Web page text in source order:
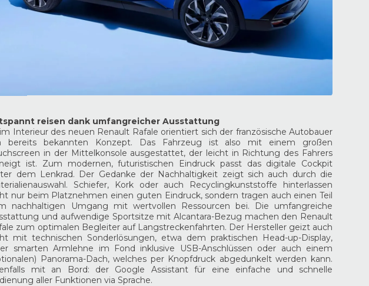
reisen dank umfangreicher Ausstattung
Interieur des neuen Renault Rafale orientiert sich der französische Autobauer
bereits bekannten Konzept. Das Fahrzeug ist also mit einem großen
in der Mittelkonsole ausgestattet, der leicht in Richtung des Fahrers
ist. Zum modernen, futuristischen Eindruck passt das digitale Cockpit
dem Lenkrad. Der Gedanke der Nachhaltigkeit zeigt sich auch durch die
Schiefer, Kork oder auch Recyclingkunststoffe hinterlassen
nur beim Platznehmen einen guten Eindruck, sondern tragen auch einen Teil
nachhaltigen Umgang mit wertvollen Ressourcen bei. Die umfangreiche
und aufwendige Sportsitze mit Alcantara-Bezug machen den Renault
zum optimalen Begleiter auf Langstreckenfahrten. Der Hersteller geizt auch
mit technischen Sonderlösungen, etwa dem praktischen Head-up-Display,
smarten Armlehne im Fond inklusive USB-Anschlüssen oder auch einem
Panorama-Dach, welches per Knopfdruck abgedunkelt werden kann.
mit an Bord: der Google Assistant für eine einfache und schnelle
aller Funktionen via Sprache.